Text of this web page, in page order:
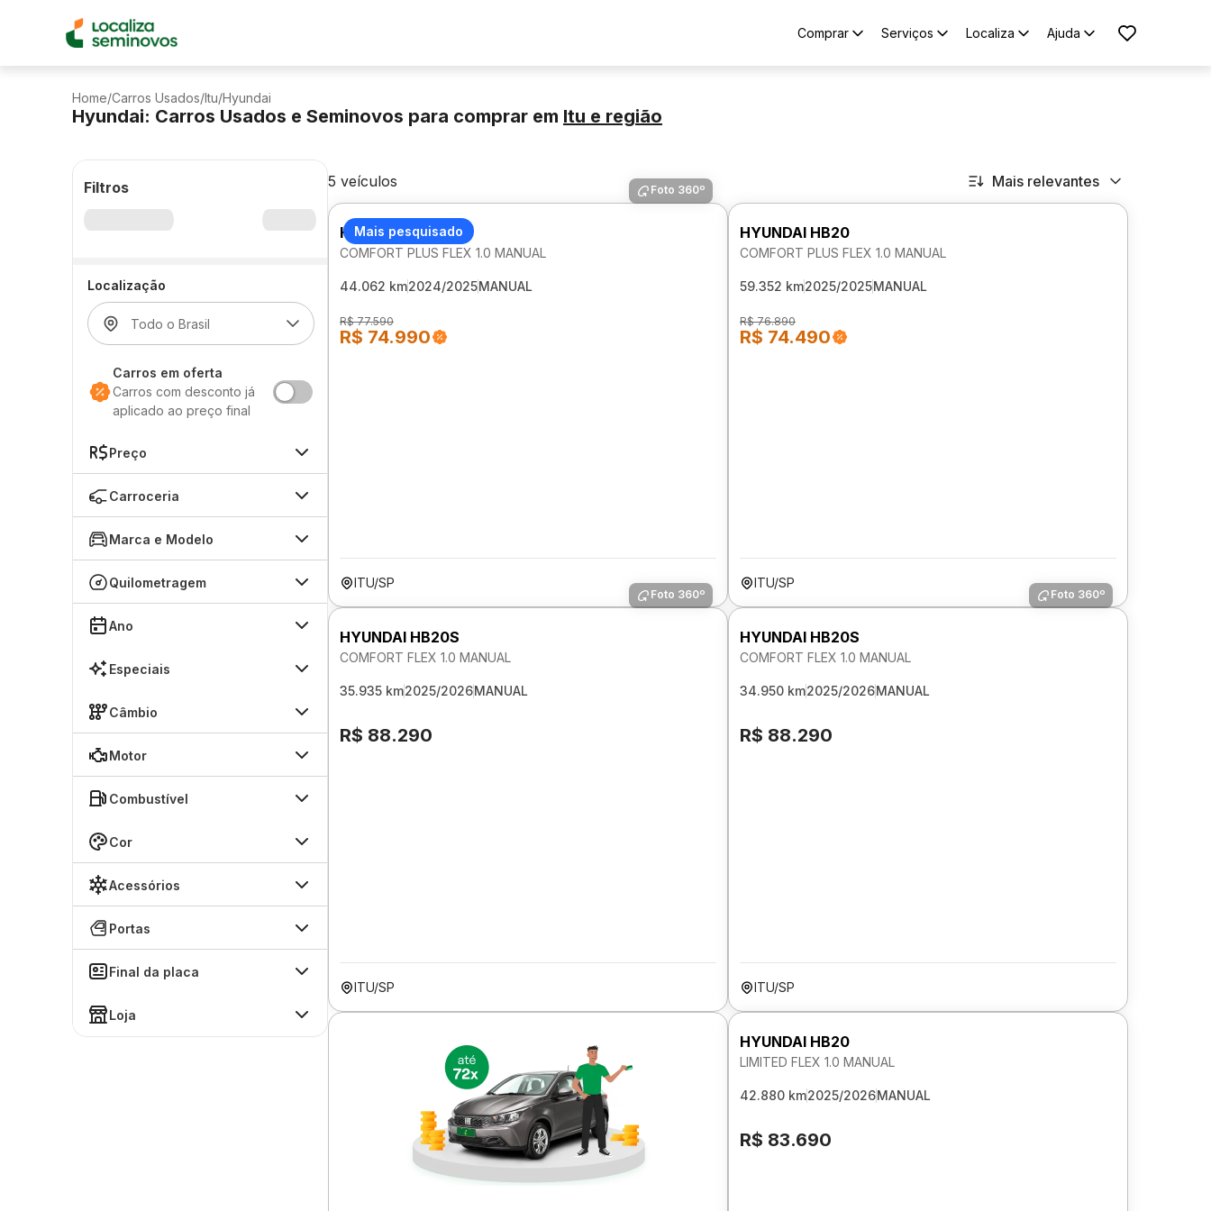
Comprar Serviços Localiza Ajuda
Home/Carros Usados/Itu/Hyundai
Hyundai: Carros Usados e Seminovos para comprar em Itu e região
Filtros
Localização
Carros em oferta
Carros com desconto já
aplicado ao preço final
Preço
Carroceria
Marca e Modelo
Quilometragem
Ano
Especiais
Câmbio
Motor
Combustível
Cor
Acessórios
Portas
Final da placa
Loja
5 veículos Mais relevantes
Mais pesquisado
Foto 360º
HYUNDAI HB20
COMFORT PLUS FLEX 1.0 MANUAL
44.062 km2024/2025MANUAL
R$ 77.590
R$ 74.990
ITU/SP
HYUNDAI HB20
COMFORT PLUS FLEX 1.0 MANUAL
59.352 km2025/2025MANUAL
R$ 76.890
R$ 74.490
ITU/SP
Foto 360º
HYUNDAI HB20S
COMFORT FLEX 1.0 MANUAL
35.935 km2025/2026MANUAL
R$ 88.290
ITU/SP
Foto 360º
HYUNDAI HB20S
COMFORT FLEX 1.0 MANUAL
34.950 km2025/2026MANUAL
R$ 88.290
ITU/SP
HYUNDAI HB20
LIMITED FLEX 1.0 MANUAL
42.880 km2025/2026MANUAL
R$ 83.690